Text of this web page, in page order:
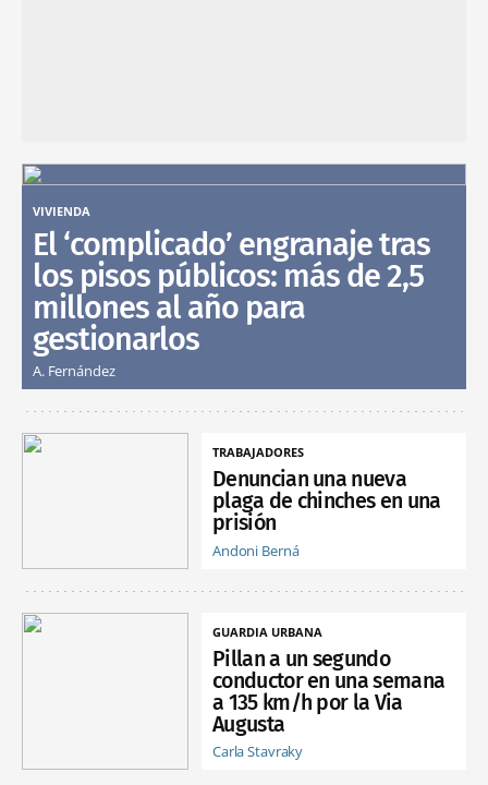
VIVIENDA
El ‘complicado’ engranaje tras
los pisos públicos: más de 2,5
millones al año para
gestionarlos
A. Fernández
TRABAJADORES
Denuncian una nueva
plaga de chinches en una
prisión
Andoni Berná
GUARDIA URBANA
Pillan a un segundo
conductor en una semana
a 135 km/h por la Via
Augusta
Carla Stavraky